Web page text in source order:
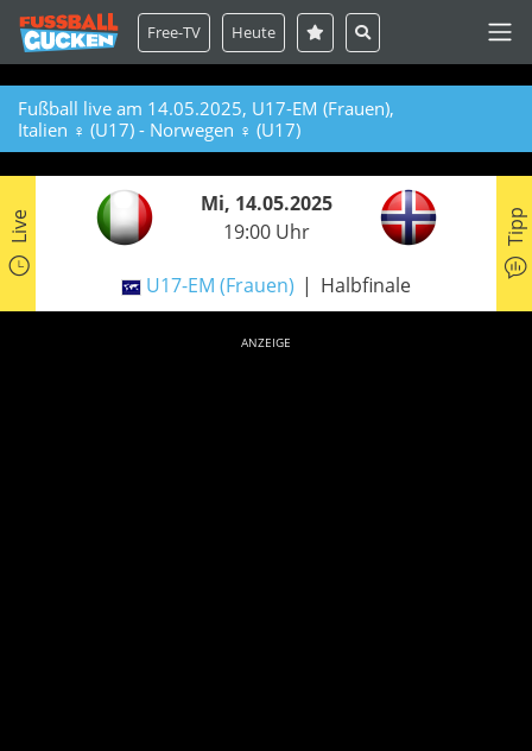
Free-TV Heute
Fußball live am 14.05.2025, U17-EM (Frauen),
Italien ♀ (U17) - Norwegen ♀ (U17)
Live
Mi, 14.05.2025
19:00 Uhr
U17-EM (Frauen) Halbfinale
Tipp
ANZEIGE